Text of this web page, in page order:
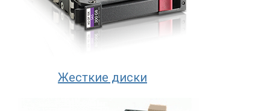
Жесткие диски